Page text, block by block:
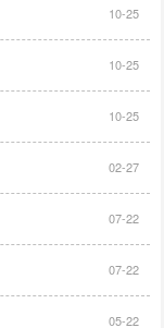
10-25
10-25
10-25
02-27
07-22
07-22
05-22